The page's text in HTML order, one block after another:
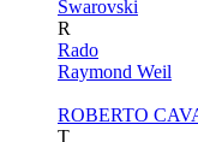
Swarovski
R
Rado
Raymond Weil
ROBERTO
T